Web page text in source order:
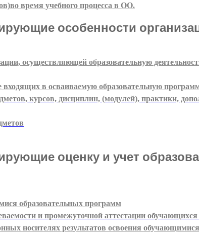
время учебного процесса в ОО.
особенности
осуществляющей образовательную
в осваиваемую образовательную
курсов, дисциплин, (модулей), практики,
оценку и учет
образовательных программ
и промежуточной аттестации
носителях результатов освоения